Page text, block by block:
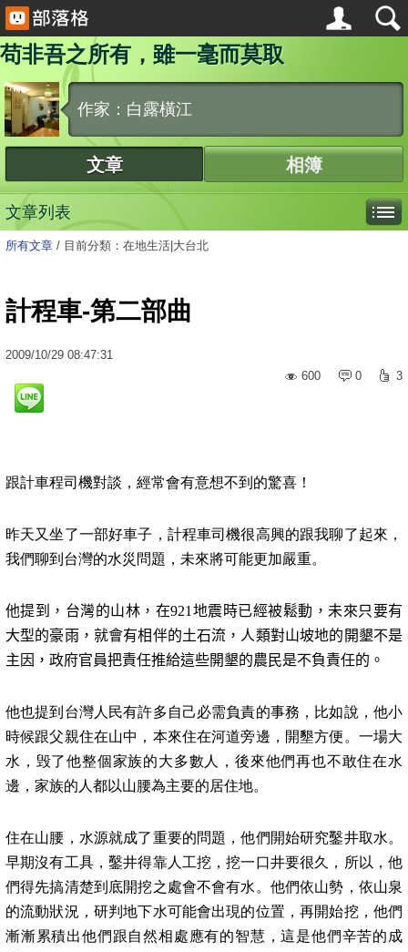
苟非吾之所有，雖一毫而莫取
作家：白露橫江
文章 相簿
文章列表
所有文章 / 目前分類：在地生活|大台北
計程車-第二部曲
2009/10/29 08:47:31
600
0 3
跟計車程司機對談，經常會有意想不到的驚喜！
昨天又坐了一部好車子，計程車司機很高興的跟我聊了起來，
我們聊到台灣的水災問題，未來將可能更加嚴重。
他提到，台灣的山林，在921 地震時已經被鬆動，未來只要有
大型的豪雨，就會有相伴的土石流，人類對山坡地的開墾不是
主因，政府官員把責任推給這些開墾的農民是不負責任的。
他也提到台灣人民有許多自己必需負責的事務，比如說，他小
時候跟父親住在山中，本來住在河道旁邊，開墾方便。一場大
水，毁了他整個家族的大多數人，後來他們再也不敢住在水
邊，家族的人都以山腰為主要的居住地。
住在山腰，水源就成了重要的問題，他們開始研究鑿井取水。
早期沒有工具，鑿井得靠人工挖，挖一口井要很久，所以，他
們得先搞清楚到底開挖之處會不會有水。他們依山勢，依山泉
的流動狀況，研判地下水可能會出現的位置，再開始挖，他們
漸漸累積出他們跟自然相處應有的智慧，這是他們辛苦的成